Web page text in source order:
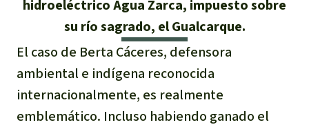
Metales
Minería
Agrotoxicos
Indonesia
hidroeléctrico Agua Zarca, impuesto sobre
su río sagrado, el Gualcarque.
El caso de Berta Cáceres, defensora
ambiental e indígena reconocida
internacionalmente, es realmente
emblemático. Incluso habiendo ganado el